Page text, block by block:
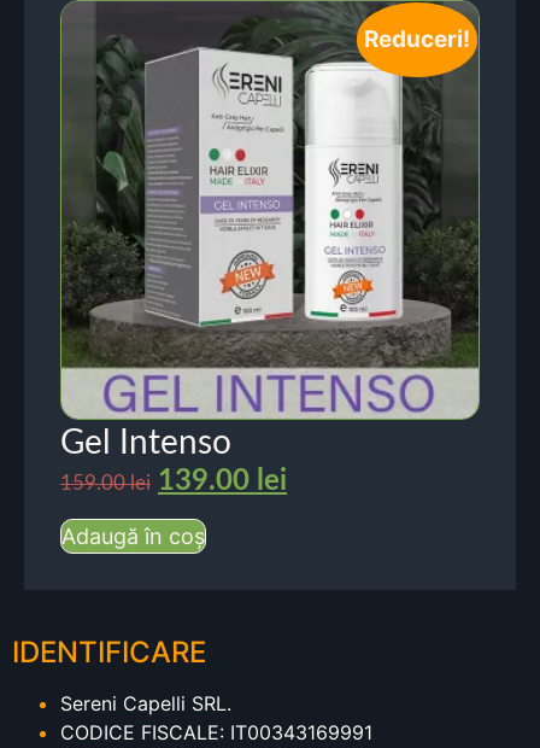
Reduceri!
Gel Intenso
159.00lei 139.00 lei
Adaugă în coș
IDENTIFICARE
Sereni Capelli SRL.
CODICE FISCALE: IT00343169991